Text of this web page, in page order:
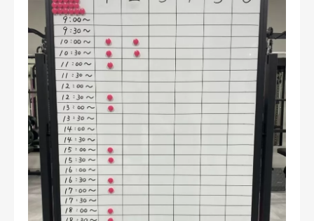
お客様の声
ブログ
店舗情報
お問い合わせ・ご予約
会則等
お知らせ